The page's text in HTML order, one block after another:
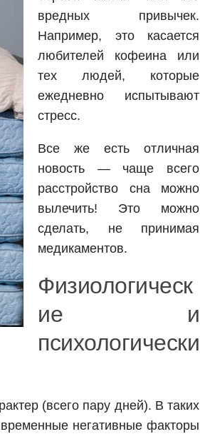
вредных привычек.
Например, это касается
любителей кофеина или
тех людей, которые
ежедневно испытывают
стресс.
Все же есть отличная
новость — чаще всего
расстройство сна можно
вылечить! Это можно
сделать, не принимая
медикаментов.
Физиологическ
ие и
психологически
(всего пару дней). В таких
негативные факторы